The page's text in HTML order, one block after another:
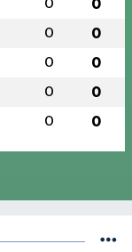
0 0
0 0
0 0
0 0
0 0